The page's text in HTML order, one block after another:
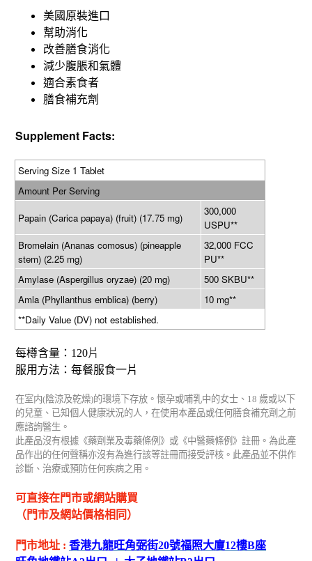
美國 原裝進口
幫助消化
改善膳食消化
減少腹脹和氣體
適合素食者
膳食補充劑
Supplement Facts:
Serving Size 1 Tablet
Amount Per Serving
Papain (Carica papaya) (fruit) (17.75 mg)
300,000
USPU**
Bromelain (Ananas comosus) (pineapple
stem) (2.25 mg)
32,000 FCC
PU**
Amylase (Aspergillus oryzae) (20 mg)
500 SKBU**
Amla (Phyllanthus emblica) (berry)
10 mg**
**Daily Value (DV) not established.
每樽含量： 120片
服用方法：每餐服食一片
在室内(陰涼及乾燥)的環境下存放。懷孕或哺乳中的女士、 18 歲或以下
的兒童、已知個人健康狀況的人，在使用本產品或任何膳食補充劑之前
應諮詢醫生。
此產品沒有根據《藥劑業及毒藥條例》或《中醫藥條例》註冊。為此產
品作出的任何聲稱亦沒有為進行該等註冊而接受評核。此產品並不供作
診斷、治療或預防任何疾病之用。
可直接在門市或網站購買
（門市及網站價格相同）
門市地址 : 香港九龍旺角弼街20號福照大廈12樓B座